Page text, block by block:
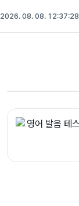
2026. 08. 08. 12:37:28